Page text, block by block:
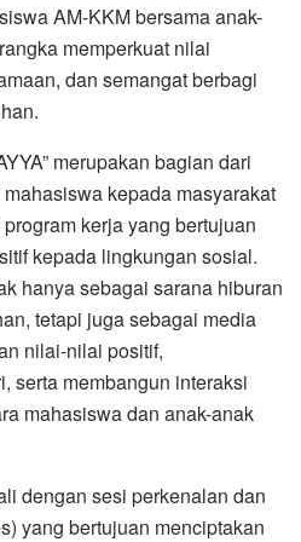
AM-KKM bersama anak-
memperkuat nilai
dan semangat berbagi
merupakan bagian dari
kepada masyarakat
kerja yang bertujuan
kepada lingkungan sosial.
hanya sebagai sarana hiburan
tetapi juga sebagai media
nilai-nilai positif,
serta membangun interaksi
mahasiswa dan anak-anak
dengan sesi perkenalan dan
yang bertujuan menciptakan